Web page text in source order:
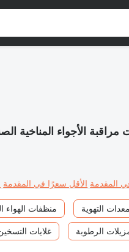
مراقبة الأجواء المناخية
المقدمة الأقل سعرًا في المقدمة
معدات التهوية منظفات الهواء
الرطوبة غلايات